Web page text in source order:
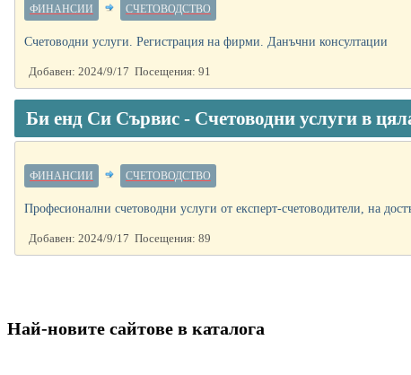
ФИНАНСИИ СЧЕТОВОДСТВО
Счетоводни услуги. Регистрация на фирми. Данъчни консултации
Добавен: 2024/9/17 Посещения: 91
Би енд Си Сървис - Счетоводни услуги в
ФИНАНСИИ СЧЕТОВОДСТВО
Професионални счетоводни услуги от експерт-счетоводители, на
Добавен: 2024/9/17 Посещения: 89
Най-новите сайтoве в каталога